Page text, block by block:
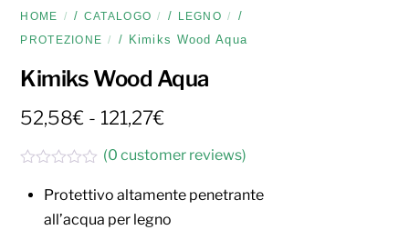
HOME / CATALOGO / LEGNO /
PROTEZIONE / Kimiks Wood Aqua
Kimiks Wood Aqua
52,58€ - 121,27€Fascia
prezzo:
da
52,58€
(0 customer reviews)
Protettivo altamente penetrante
all’acqua per legno